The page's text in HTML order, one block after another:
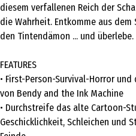
diesem verfallenen Reich der
die Wahrheit. Entkomme aus
den Tintendämon ... und überlebe.
FEATURES
• First-Person-Survival-Horror
von Bendy and the Ink Machine
• Durchstreife das alte Cartoon-
Geschicklichkeit, Schleichen und